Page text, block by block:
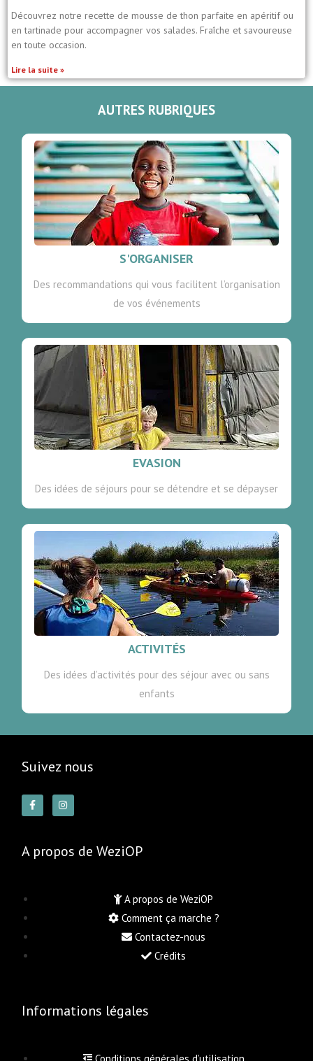
Découvrez notre recette de mousse de thon parfaite en apéritif ou
en tartinade pour accompagner vos salades. Fraîche et savoureuse
en toute occasion.
Lire la suite »
AUTRES RUBRIQUES
S'ORGANISER
Des recommandations qui vous facilitent l’organisation
de vos événements
EVASION
Des idées de séjours pour se détendre et se dépayser
ACTIVITÉS
Des idées d’activités pour des séjour avec ou sans
enfants
Suivez nous
A propos de WeziOP
A propos de WeziOP
Comment ça marche ?
Contactez-nous
Crédits
Informations légales